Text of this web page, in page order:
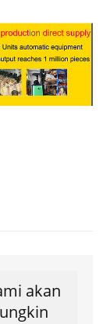
akan